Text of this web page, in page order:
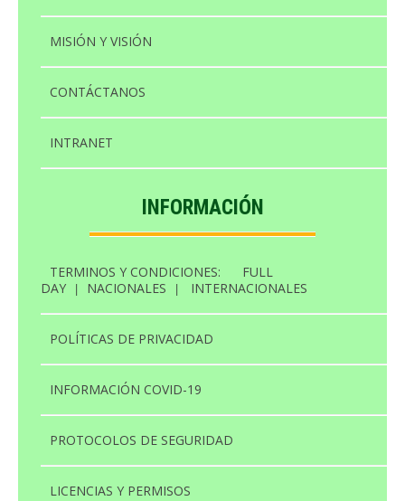
MISIÓN Y VISIÓN
CONTÁCTANOS
INTRANET
INFORMACIÓN
TERMINOS Y CONDICIONES:
FULL
DAY | NACIONALES | INTERNACIONALES
POLÍTICAS DE PRIVACIDAD
INFORMACIÓN COVID-19
PROTOCOLOS DE SEGURIDAD
LICENCIAS Y PERMISOS